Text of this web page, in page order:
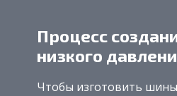
Процесс
низкого
Чтобы изготовить